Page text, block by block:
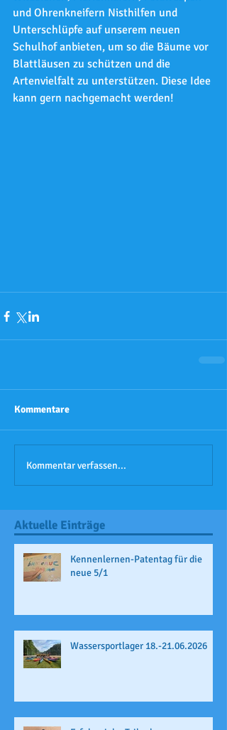
und Ohrenkneifern Nisthilfen und
Unterschlüpfe auf unserem neuen
Schulhof anbieten, um so die Bäume vor
Blattläusen zu schützen und die
Artenvielfalt zu unterstützen. Diese Idee
kann gern nachgemacht werden!
Kommentare
Kommentar verfassen...
Aktuelle Einträge
Kennenlernen-Patentag für die
neue 5/1
Wassersportlager 18.-21.06.2026